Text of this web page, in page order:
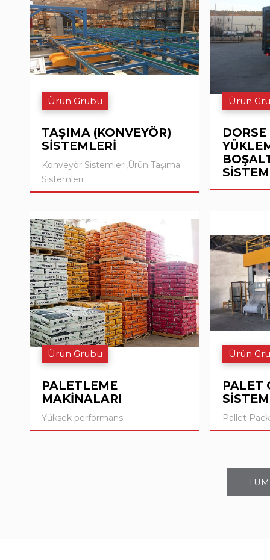
Ürün Grubu
TAŞIMA (KONVEYÖR)
SİSTEMLERİ
Konveyör Sistemleri,Ürün Taşıma
Sistemleri
Ürün
Ürün Grubu
PALETLEME
MAKİNALARI
Yüksek performans
Ürün
PALET
Pallet